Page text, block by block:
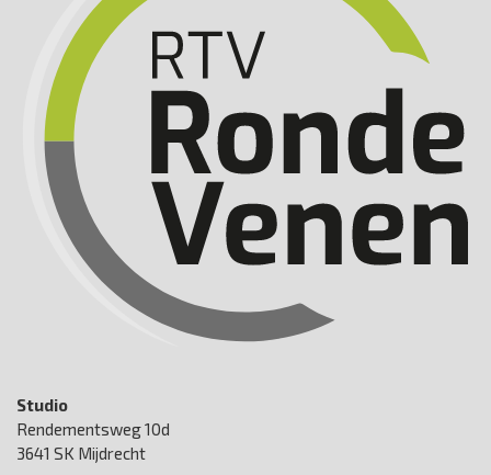
Studio
Rendementsweg 10d
3641 SK Mijdrecht